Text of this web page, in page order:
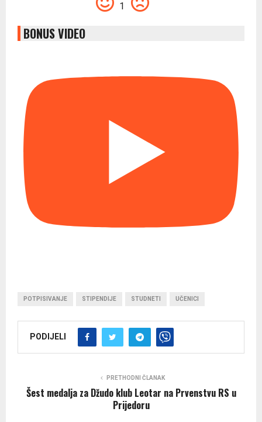
1
BONUS VIDEO
POTPISIVANJE STIPENDIJE STUDNETI UČENICI
PODIJELI
PRETHODNI ČLANAK
Šest medalja za Džudo klub Leotar na Prvenstvu RS u
Prijedoru